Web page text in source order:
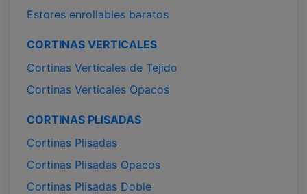
Estores enrollables baratos
CORTINAS VERTICALES
Cortinas Verticales de Tejido
Cortinas Verticales Opacos
CORTINAS PLISADAS
Cortinas Plisadas
Cortinas Plisadas Opacos
Cortinas Plisadas Doble